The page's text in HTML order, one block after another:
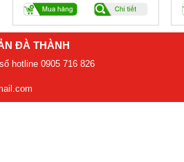
ĐÀ THÀNH
hotline 0905 716 826